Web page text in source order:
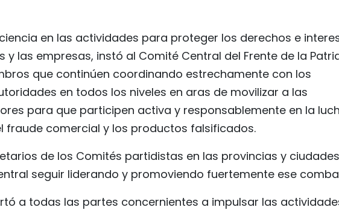
en las actividades para proteger los derechos e
y las empresas, instó al Comité Central del Frente de la
que continúen coordinando estrechamente con los
en todos los niveles en aras de movilizar a las
para que participen activa y responsablemente en la
fraude comercial y los productos falsificados.
de los Comités partidistas en las provincias y ciudades
seguir liderando y promoviendo fuertemente ese
a todas las partes concernientes a impulsar las